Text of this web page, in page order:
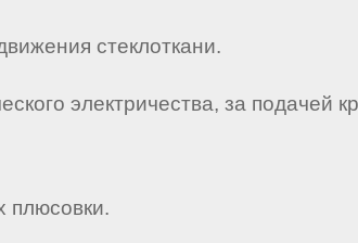
стеклоткани.
электричества, за подачей
плюсовки.